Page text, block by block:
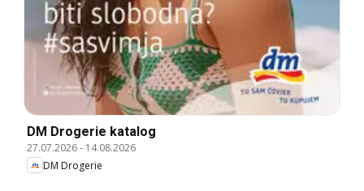
DM Drogerie katalog
27.07.2026- 14.08.2026
DM Drogerie